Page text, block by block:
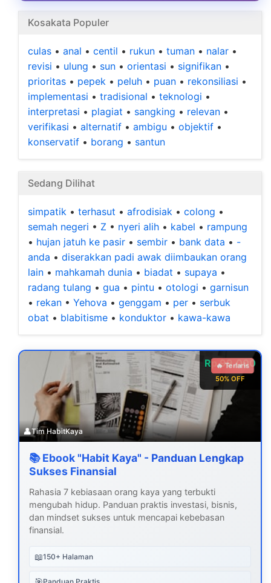
Kosakata Populer
culas • anal • centil • rukun • tuman • nalar •
revisi • ulung • sun • orientasi • signifikan •
prioritas • pepek • peluh • puan • rekonsiliasi •
implementasi • tradisional • teknologi •
interpretasi • plagiat • sangking • relevan •
verifikasi • alternatif • ambigu • objektif •
konservatif • borang • santun
Sedang Dilihat
simpatik • terhasut • afrodisiak • colong •
semah negeri • Z • nyeri alih • kabel • rampung
• hujan jatuh ke pasir • sembir • bank data • -
anda • diserakkan padi awak diimbaukan orang
lain • mahkamah dunia • biadat • supaya •
radang tulang • gua • pintu • otologi • garnisun
• rekan • Yehova • genggam • per • serbuk
obat • blabitisme • konduktor • kawa-kawa
Rp 99.000
50% OFF
🔥 Terlaris
👤Tim HabitKaya
📚 Ebook "Habit Kaya" - Panduan Lengkap
Sukses Finansial
Rahasia 7 kebiasaan orang kaya yang terbukti
mengubah hidup. Panduan praktis investasi, bisnis,
dan mindset sukses untuk mencapai kebebasan
finansial.
📖150+ Halaman